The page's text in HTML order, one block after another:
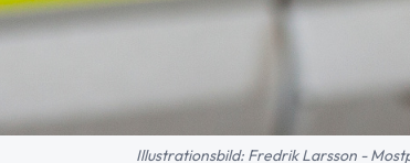
Illustrationsbild: Fredrik Larsson -